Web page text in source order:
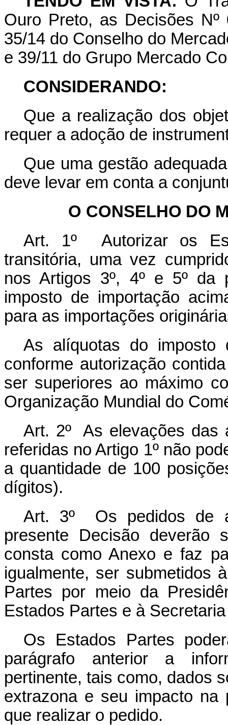
Ouro Preto, as Decisões
35/14 do Conselho do
e 39/11 do Grupo Mercado
CONSIDERANDO:
Que a realização dos
requer a adoção de
Que uma gestão
deve levar em conta a
O CONSELHO DO
Art. 1º Autorizar os
transitória, uma vez
nos Artigos 3º, 4º e 5º da
imposto de importação
para as importações
As alíquotas do imposto
conforme autorização
ser superiores ao máximo
Organização Mundial do
Art. 2º As elevações das
referidas no Artigo 1º não
a quantidade de 100
dígitos).
Art. 3º Os pedidos de
presente Decisão deverão
consta como Anexo e faz
igualmente, ser submetidos
Partes por meio da
Estados Partes e à
Os Estados Partes
parágrafo anterior a
pertinente, tais como, dados
extrazona e seu impacto na
que realizar o pedido.